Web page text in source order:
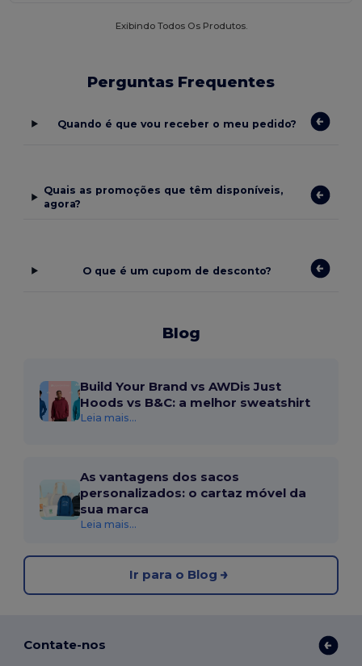
Exibindo Todos Os Produtos.
Perguntas Frequentes
Quando é que vou receber o meu pedido?
Quais as promoções que têm disponíveis,
agora?
O que é um cupom de desconto?
Blog
Build Your Brand vs AWDis Just
Hoods vs B&C: a melhor sweatshirt
Leia mais...
As vantagens dos sacos
personalizados: o cartaz móvel da
sua marca
Leia mais...
Ir para o Blog
Contate-nos